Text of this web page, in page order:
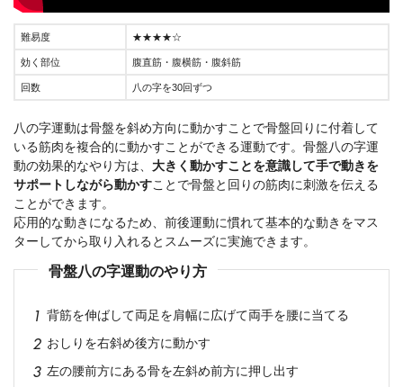
難易度 ★★★★☆
効く部位 腹直筋・腹横筋・腹斜筋
回数 八の字を30回ずつ
八の字運動は骨盤を斜め方向に動かすことで骨盤回りに付着して
いる筋肉を複合的に動かすことができる運動です。骨盤八の字運
動の効果的なやり方は、 大きく動かすことを意識して手で動きを
サポートしながら動かすことで骨盤と回りの筋肉に刺激を伝える
ことができます。
応用的な動きになるため、前後運動に慣れて基本的な動きをマス
ターしてから取り入れるとスムーズに実施できます。
骨盤八の字運動のやり方
背筋を伸ばして両足を肩幅に広げて両手を腰に当てる
おしりを右斜め後方に動かす
左の腰前方にある骨を左斜め前方に押し出す